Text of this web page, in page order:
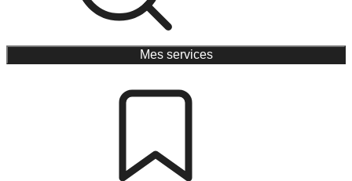
Mes services